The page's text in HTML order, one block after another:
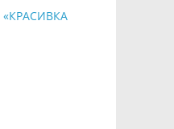
«КРАСИВКА